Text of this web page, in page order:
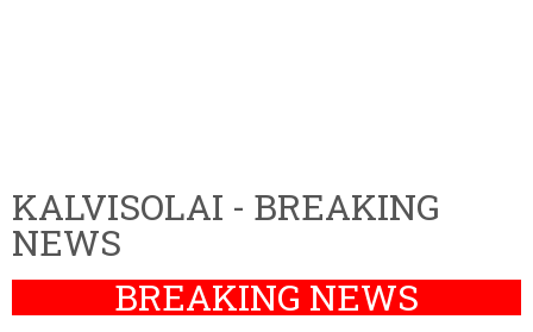
KALVISOLAI - BREAKING
NEWS
BREAKING NEWS